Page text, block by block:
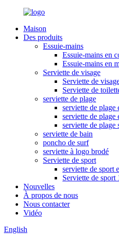
Maison
Des produits
Essuie-mains
Essuie-mains en
Essuie-mains en
Serviette de visage
Serviette de
Serviette de
serviette de plage
serviette de plage
serviette de
serviette de plage
serviette de bain
poncho de surf
serviette à logo brodé
Serviette de sport
serviette de sport
Serviette de sport
Nouvelles
À propos de nous
Nous contacter
Vidéo
English